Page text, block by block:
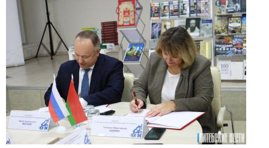
Экалёгія
Правы працоўных
Сацыяльныя правы